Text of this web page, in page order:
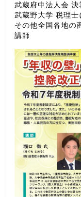
武蔵府中法人会
武蔵野大学 税理
その他全国各地の
講師